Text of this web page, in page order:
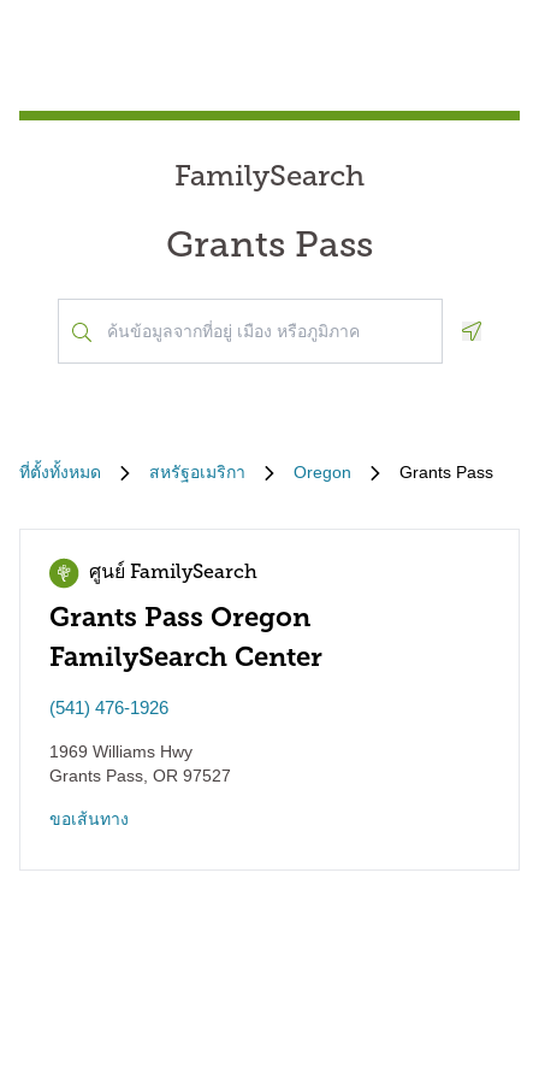
FamilySearch
Grants Pass
ที่ตั้งทั้งหมด สหรัฐอเมริกา Oregon Grants Pass
ศูนย์ FamilySearch
Grants Pass Oregon
FamilySearch Center
(541) 476-1926
1969 Williams Hwy
Grants Pass OR 97527
ขอเส้นทาง